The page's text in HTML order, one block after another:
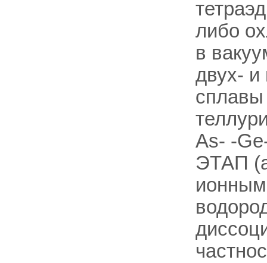
либо
в
двух- и
сплавы
As- -
ЭТАП